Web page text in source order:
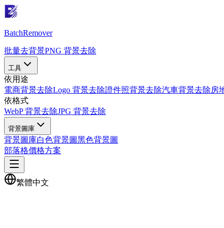
BatchRemover
批量去背景PNG 背景去除
工具
依用途
電商背景去除Logo 背景去除證件照背景去除汽車背景去除房
依格式
WebP 背景去除JPG 背景去除
背景圖庫
背景圖庫白色背景圖黑色背景圖
部落格價格方案
繁體中文